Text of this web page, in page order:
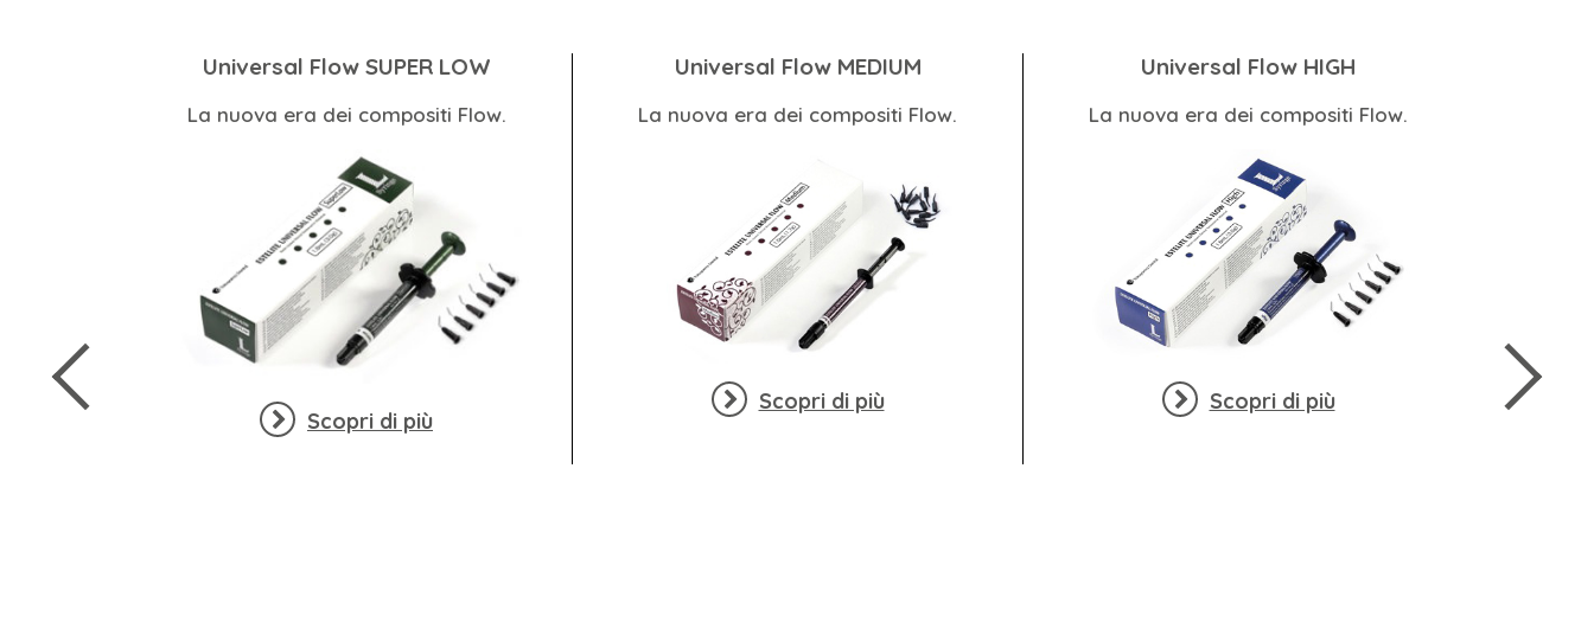
Universal Flow SUPER LOW
La nuova era dei compositi Flow.
Scopri di più
Universal Flow MEDIUM
La nuova era dei compositi Flow.
Scopri di più
Universal Flow HIGH
La nuova era dei compositi Flow.
Scopri di più